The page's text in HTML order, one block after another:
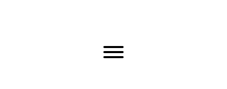
Toggle menu visibility.